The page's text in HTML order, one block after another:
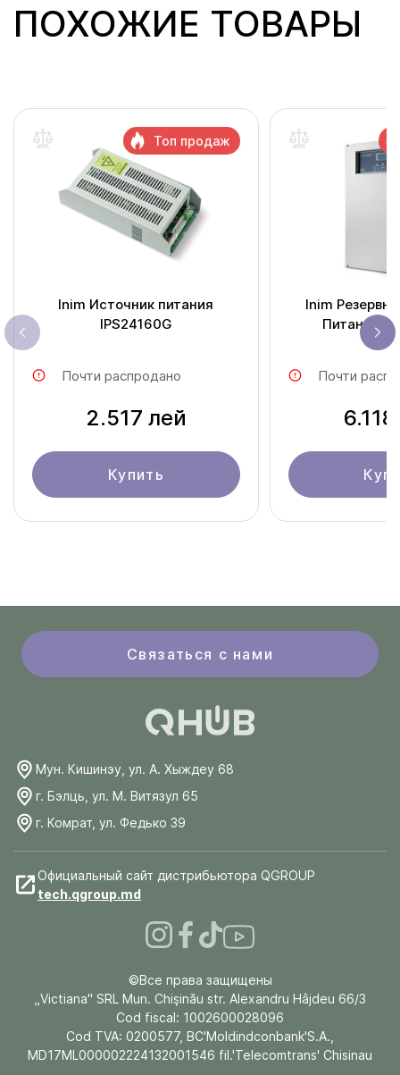
ПОХОЖИЕ ТОВАРЫ
Inim Источник питания
IPS24160G
Почти распродано
2.517 лей
Купить
Топ продаж
Inim
Питания
Почти
Связаться с нами
Мун. Кишинэу, ул. А. Хыждеу 68
г. Бэлць, ул. М. Витязул 65
г. Комрат, ул. Федько 39
Официальный сайт дистрибьютора QGROUP
tech.qgroup.md
©Все права защищены
„Victiana" SRL Mun. Chişinău str. Alexandru Hâjdeu 66/3
Cod fiscal: 1002600028096
Cod TVA: 0200577, BC'Moldindconbank'S.A.,
MD17ML000002224132001546 fil.'Telecomtrans' Chisinau